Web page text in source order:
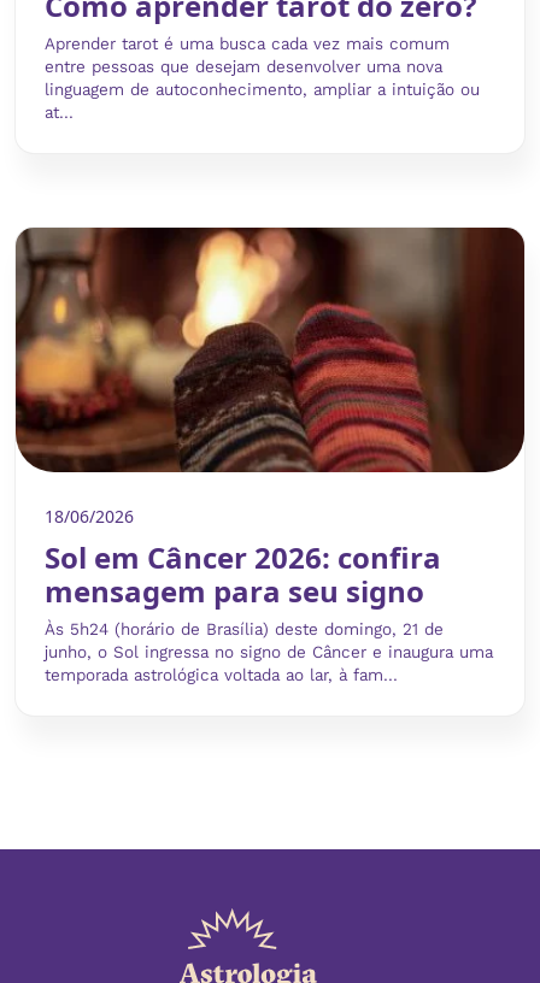
Aprender tarot é uma busca cada vez mais comum
entre pessoas que desejam desenvolver uma nova
linguagem de autoconhecimento, ampliar a intuição ou
at...
18/06/2026
Sol em Câncer 2026: confira
mensagem para seu signo
Às 5h24 (horário de Brasília) deste domingo, 21 de
junho, o Sol ingressa no signo de Câncer e inaugura uma
temporada astrológica voltada ao lar, à fam...